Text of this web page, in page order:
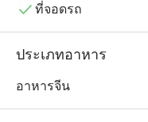
หวัง เมนูของที่นี่ดูแลโ
จนถึงเป็ดปักกิ่งและอีกส
ขอทาน ซึ่งเป็นไก่ทั้งตัว
ที่จอดรถ
ประเภทอาหาร
อาหารจีน